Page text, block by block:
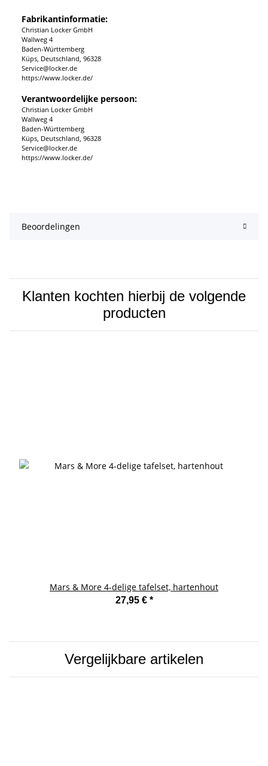
Fabrikantinformatie:
Christian Locker GmbH
Wallweg 4
Baden-Württemberg
Küps, Deutschland, 96328
Service@locker.de
https://www.locker.de/
Verantwoordelijke persoon:
Christian Locker GmbH
Wallweg 4
Baden-Württemberg
Küps, Deutschland, 96328
Service@locker.de
https://www.locker.de/
Beoordelingen
Klanten kochten hierbij de volgende
producten
Mars & More 4-delige tafelset, hartenhout
27,95 € *
Vergelijkbare artikelen